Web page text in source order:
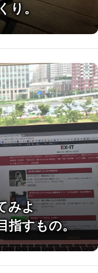
り。
みよ
指すもの。